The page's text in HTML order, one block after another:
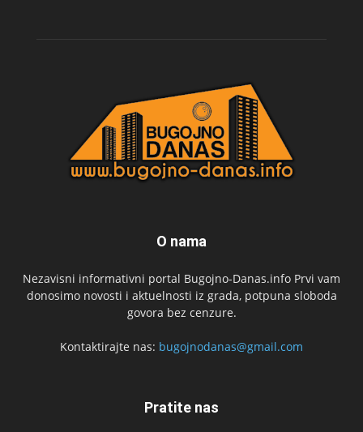
O nama
Nezavisni informativni portal Bugojno-Danas.info Prvi vam
donosimo novosti i aktuelnosti iz grada, potpuna sloboda
govora bez cenzure.
Kontaktirajte nas: bugojnodanas@gmail.com
Pratite nas